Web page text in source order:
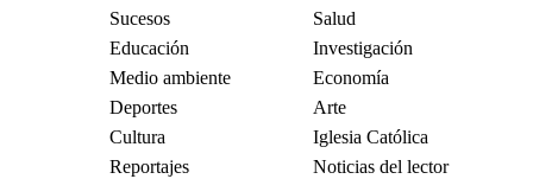
Sucesos
Salud
Educación
Investigación
Medio ambiente
Economía
Deportes
Arte
Cultura
Iglesia Católica
Reportajes
Noticias del lector